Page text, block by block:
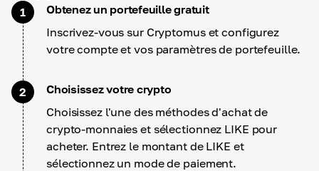
1
Obtenez un portefeuille gratuit
Inscrivez-vous sur Cryptomus et configurez
votre compte et vos paramètres de portefeuille.
2
Choisissez votre crypto
Choisissez l'une des méthodes d'achat de
crypto-monnaies et sélectionnez LIKE pour
acheter. Entrez le montant de LIKE et
sélectionnez un mode de paiement.